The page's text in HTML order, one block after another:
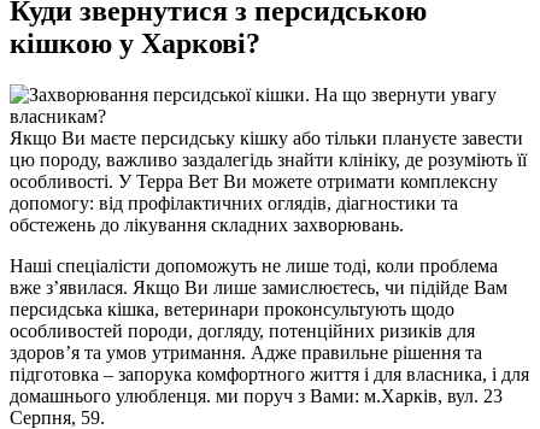
Куди звернутися з персидською
кішкою у Харкові?
Якщо Ви маєте персидську кішку або тільки плануєте завести
цю породу, важливо заздалегідь знайти клініку, де розуміють її
особливості. У Терра Вет Ви можете отримати комплексну
допомогу: від профілактичних оглядів, діагностики та
обстежень до лікування складних захворювань.
Наші спеціалісти допоможуть не лише тоді, коли проблема
вже з’явилася. Якщо Ви лише замислюєтесь, чи підійде Вам
персидська кішка, ветеринари проконсультують щодо
особливостей породи, догляду, потенційних ризиків для
здоров’я та умов утримання. Адже правильне рішення та
підготовка – запорука комфортного життя і для власника, і для
домашнього улюбленця. ми поруч з Вами: м.Харків, вул. 23
Серпня, 59.